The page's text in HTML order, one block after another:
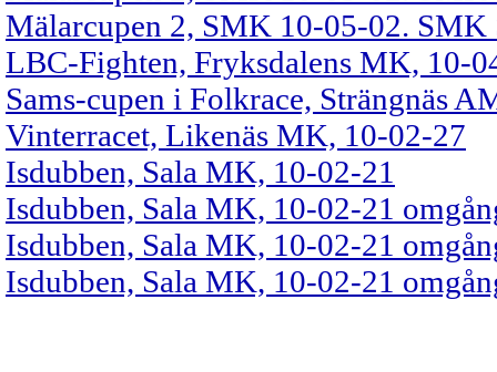
Mälarcupen 2, SMK 10-05-02. SMK
LBC-Fighten, Fryksdalens MK, 10-
Sams-cupen i Folkrace, Strängnäs
Vinterracet, Likenäs MK, 10-02-27
Isdubben, Sala MK, 10-02-21
Isdubben, Sala MK, 10-02-21
Isdubben, Sala MK, 10-02-21
Isdubben, Sala MK, 10-02-21